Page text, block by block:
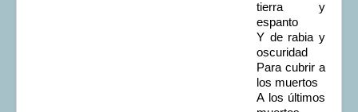
tierra y
espanto
Y de rabia y
oscuridad
Para cubrir a
los muertos
A los últimos